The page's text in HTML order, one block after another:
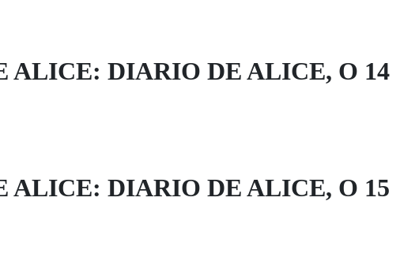
ALICE: DIARIO DE ALICE, O 14
ALICE: DIARIO DE ALICE, O 15